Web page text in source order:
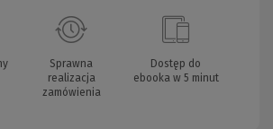
Sprawna
realizacja
zamówienia
Dostęp do
ebooka w 5 minut